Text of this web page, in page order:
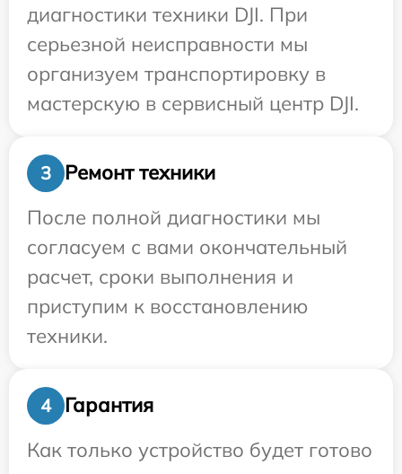
диагностики техники DJI. При
серьезной неисправности мы
организуем транспортировку в
мастерскую в сервисный центр DJI.
3
Ремонт техники
После полной диагностики мы
согласуем с вами окончательный
расчет, сроки выполнения и
приступим к восстановлению
техники.
4
Гарантия
Как только устройство будет готово